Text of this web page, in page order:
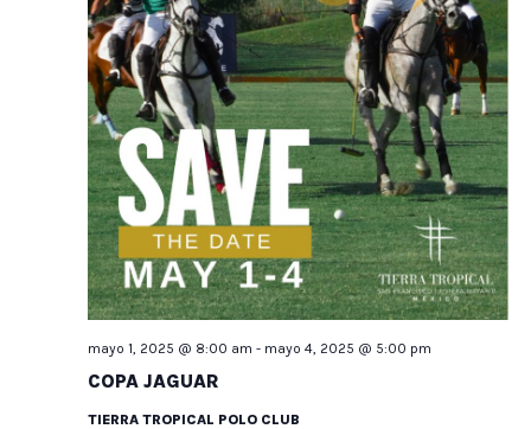
COPA JAGUAR
mayo 1, 2025 @ 8:00 am - mayo 4, 2025 @ 5:00 pm
TIERRA TROPICAL POLO CLUB